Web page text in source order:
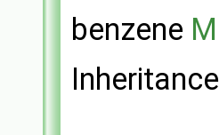
benzene